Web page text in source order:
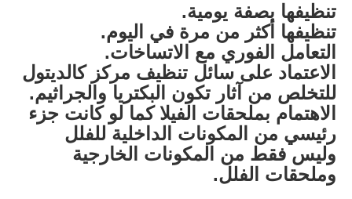
تنظيفها بصفة يومية.
تنظيفها أكثر من مرة في اليوم.
التعامل الفوري مع الاتساخات.
الاعتماد على سائل تنظيف مركز كالديتول
للتخلص من آثار تكون البكتريا والجراثيم.
الاهتمام بملحقات الفيلا كما لو كانت جزء
رئيسي من المكونات الداخلية للفلل
وليس فقط من المكونات الخارجية
وملحقات الفلل.